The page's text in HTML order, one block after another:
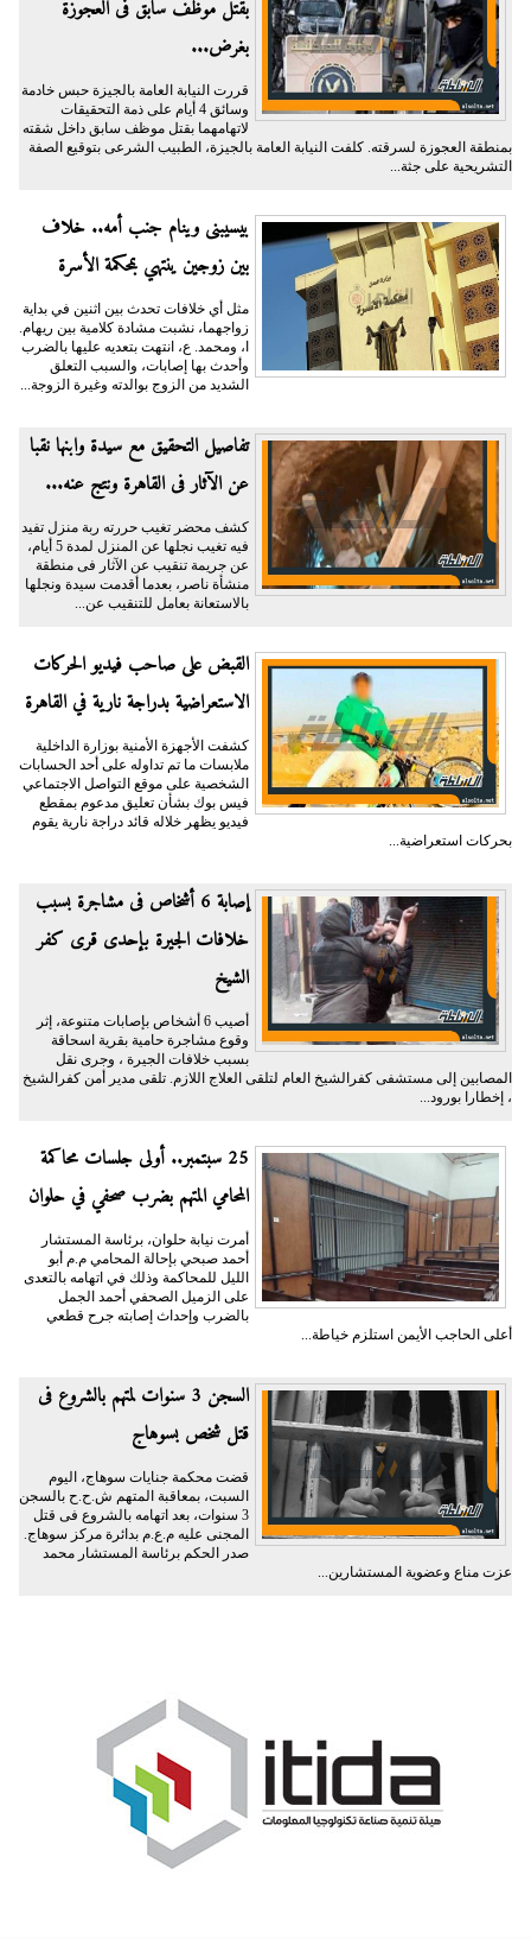
بقتل موظف سابق فى العجوزة
بغرض...
قررت النيابة العامة بالجيزة حبس خادمة
وسائق 4 أيام على ذمة التحقيقات
لاتهامهما بقتل موظف سابق داخل شقته
بمنطقة العجوزة لسرقته. كلفت النيابة العامة بالجيزة، الطبيب الشرعى بتوقيع الصفة
التشريحية على جثة...
بيسيبنى وينام جنب أمه.. خلاف
بين زوجين ينتهي بمحكمة الأسرة
مثل أي خلافات تحدث بين اثنين في بداية
زواجهما، نشبت مشادة كلامية بين ريهام.
ا، ومحمد. ع، انتهت بتعديه عليها بالضرب
وأحدث بها إصابات، والسبب التعلق
الشديد من الزوج بوالدته وغيرة الزوجة...
تفاصيل التحقيق مع سيدة وابنها نقبا
عن الآثار فى القاهرة ونتج عنه...
كشف محضر تغيب حررته ربة منزل تفيد
فيه تغيب نجلها عن المنزل لمدة 5 أيام،
عن جريمة تنقيب عن الآثار فى منطقة
منشأة ناصر، بعدما أقدمت سيدة ونجلها
بالاستعانة بعامل للتنقيب عن...
القبض على صاحب فيديو الحركات
الاستعراضية بدراجة نارية في القاهرة
كشفت الأجهزة الأمنية بوزارة الداخلية
ملابسات ما تم تداوله على أحد الحسابات
الشخصية على موقع التواصل الاجتماعي
فيس بوك بشأن تعليق مدعوم بمقطع
فيديو يظهر خلاله قائد دراجة نارية يقوم
بحركات استعراضية...
إصابة 6 أشخاص فى مشاجرة بسبب
خلافات الجيرة بإحدى قرى كفر
الشيخ
أصيب 6 أشخاص بإصابات متنوعة، إثر
وقوع مشاجرة حامية بقرية اسحاقة
بسبب خلافات الجيرة ، وجرى نقل
المصابين إلى مستشفى كفرالشيخ العام لتلقى العلاج اللازم. تلقى مدير أمن كفرالشيخ
، إخطارا بورود...
25 سبتمبر.. أولى جلسات محاكمة
المحامي المتهم بضرب صحفي في حلوان
أمرت نيابة حلوان، برئاسة المستشار
أحمد صبحي بإحالة المحامي م.م أبو
الليل للمحاكمة وذلك في اتهامه بالتعدى
على الزميل الصحفي أحمد الجمل
بالضرب وإحداث إصابته جرح قطعي
أعلى الحاجب الأيمن استلزم خياطة...
السجن 3 سنوات لمتهم بالشروع فى
قتل شخص بسوهاج
قضت محكمة جنايات سوهاج، اليوم
السبت، بمعاقبة المتهم ش.ح.ح بالسجن
3 سنوات، بعد اتهامه بالشروع فى قتل
المجنى عليه م.ع.م بدائرة مركز سوهاج.
صدر الحكم برئاسة المستشار محمد
عزت مناع وعضوية المستشارين...